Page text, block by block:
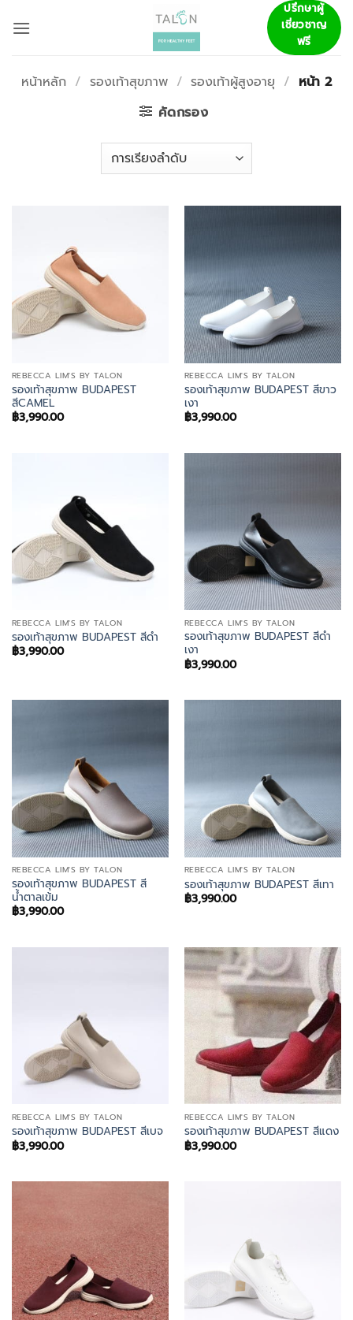
ปรึกษาผู้
เชี่ยวชาญ
ฟรี
หน้าหลัก / รองเท้าสุขภาพ / รองเท้าผู้สูงอายุ / หน้า 2
คัดกรอง
REBECCA LIM'S BY TALON
รองเท้าสุขภาพ BUDAPEST
สีCAMEL
฿3,990.00
REBECCA LIM'S BY TALON
รองเท้าสุขภาพ BUDAPEST สีขาว
เงา
฿3,990.00
REBECCA LIM'S BY TALON
รองเท้าสุขภาพ BUDAPEST สีดำ
฿3,990.00
REBECCA LIM'S BY TALON
รองเท้าสุขภาพ BUDAPEST สีดำ
เงา
฿3,990.00
REBECCA LIM'S BY TALON
รองเท้าสุขภาพ BUDAPEST สี
น้ำตาลเข้ม
฿3,990.00
REBECCA LIM'S BY TALON
รองเท้าสุขภาพ BUDAPEST สีเทา
฿3,990.00
REBECCA LIM'S BY TALON
รองเท้าสุขภาพ BUDAPEST สีเบจ
฿3,990.00
REBECCA LIM'S BY TALON
รองเท้าสุขภาพ BUDAPEST สีแดง
฿3,990.00